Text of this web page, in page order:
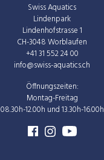
Swiss Aquatics
Lindenpark
Lindenhofstrasse 1
CH-3048 Worblaufen
+41 31 552 24 00
info@swiss-aquatics.ch
Öffnungszeiten:
Montag-Freitag
08.30h-12.00h und 13.30h-16.00h